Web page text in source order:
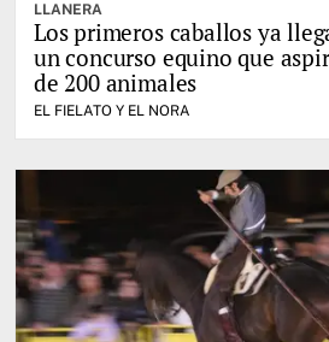
LLANERA
Los primeros caballos ya
un concurso equino que
de 200 animales
EL FIELATO Y EL NORA